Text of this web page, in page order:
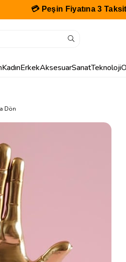
💳 Peşin Fiyatına 3 Taksit
KadınErkekAksesuarSanatTeknoloji
Dön